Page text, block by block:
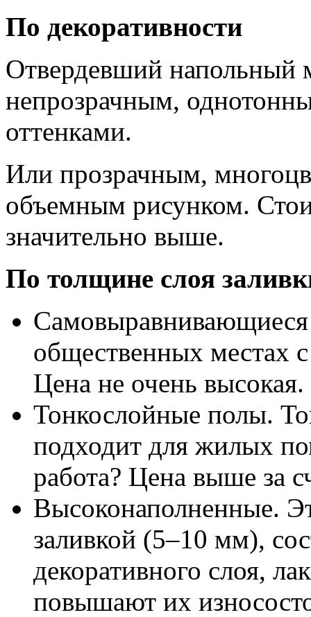
По декоративности
Отвердевший напольный
непрозрачным,
оттенками.
Или прозрачным,
объемным рисунком.
значительно выше.
По толщине слоя
общественных местах
Цена не очень высокая.
Тонкослойные полы.
подходит для жилых
работа? Цена выше за
Высоконаполненные.
заливкой (5–10 мм),
декоративного слоя,
повышают их